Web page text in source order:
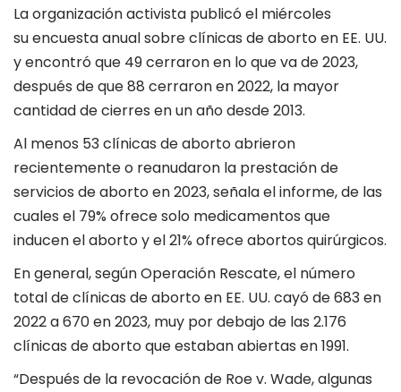
La organización activista publicó el miércoles
su encuesta anual sobre clínicas de aborto en EE. UU.
y encontró que 49 cerraron en lo que va de 2023,
después de que 88 cerraron en 2022, la mayor
cantidad de cierres en un año desde 2013.
Al menos 53 clínicas de aborto abrieron
recientemente o reanudaron la prestación de
servicios de aborto en 2023, señala el informe, de las
cuales el 79% ofrece solo medicamentos que
inducen el aborto y el 21% ofrece abortos quirúrgicos.
En general, según Operación Rescate, el número
total de clínicas de aborto en EE. UU. cayó de 683 en
2022 a 670 en 2023, muy por debajo de las 2.176
clínicas de aborto que estaban abiertas en 1991.
“Después de la revocación de Roe v. Wade, algunas